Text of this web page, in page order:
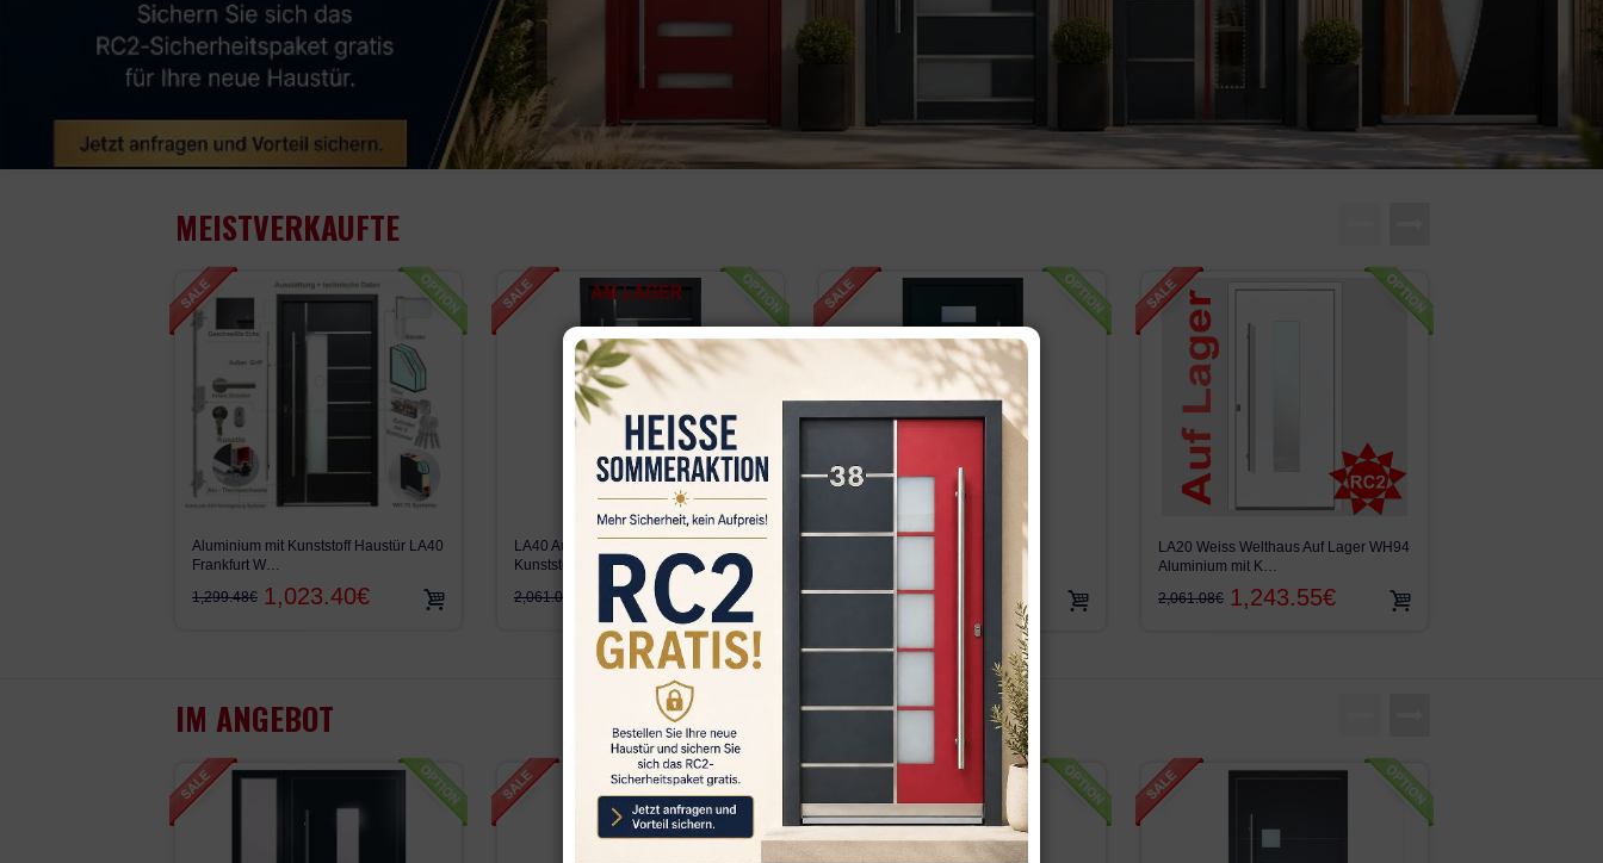
MEISTVERKAUFTE
Aluminium mit Kunststoff Haustür LA40
Frankfurt W…
1,299.48€ 1,023.40€
LA40 Auf Lager WH94 Aluminium mit
Kunststoff Haust…
2,061.08€
1,270.92€
LA555 WH75N Aluminium mit
1,189.01€ 1,023.40€
LA20 Weiss Welthaus Auf Lager WH94
Aluminium mit K…
2,061.08€ 1,243.55€
IM ANGEBOT